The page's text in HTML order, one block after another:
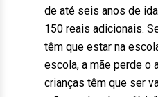
de até seis anos de
150 reais adicionais.
têm que estar na
escola, a mãe perde o
crianças têm que ser